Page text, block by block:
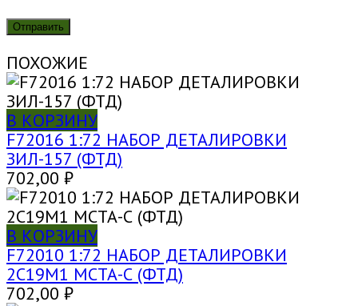
ПОХОЖИЕ
В КОРЗИНУ
F72016 1:72 НАБОР ДЕТАЛИРОВКИ
ЗИЛ-157 (ФТД)
702,00 ₽
В КОРЗИНУ
F72010 1:72 НАБОР ДЕТАЛИРОВКИ
2С19М1 МСТА-С (ФТД)
702,00 ₽